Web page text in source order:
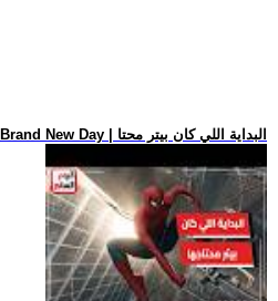
.. فيلم Spider-Man: Brand New Day | البداية اللي كان بيتر محتا